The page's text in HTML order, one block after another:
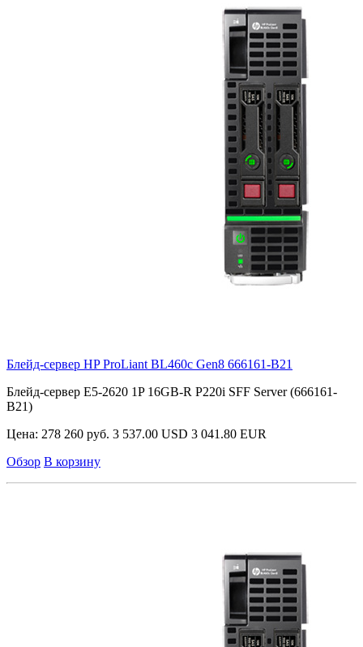
Блейд-сервер HP ProLiant BL460c Gen8 666161-B21
Блейд-сервер E5-2620 1P 16GB-R P220i SFF Server (666161-
B21)
Цена: 278 260 руб. 3 537.00 USD 3 041.80 EUR
Обзор В корзину